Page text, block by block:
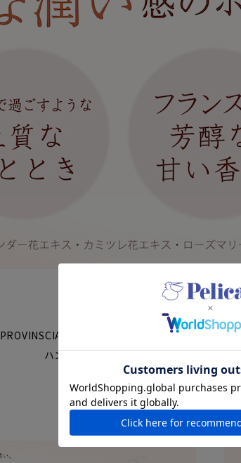
PROVINSCIAシリーズで人気の「アーモンド」の甘い
ハンドクリームとしても、マッサージ用クリ
芳醇なアーモンドの香りで上